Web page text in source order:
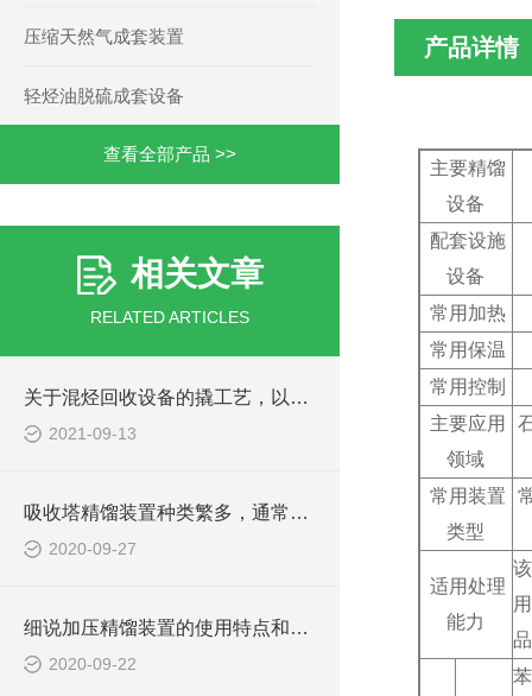
压缩天然气成套装置
轻烃油脱硫成套设备
查看全部产品 >>
相关文章
RELATED ARTICLES
关于混烃回收设备的撬工艺，以下有详细说明
2021-09-13
吸收塔精馏装置种类繁多，通常有如下分类
2020-09-27
细说加压精馏装置的使用特点和塔板效率
2020-09-22
产品详情
主要精馏
设备
配套设施
设备
常用加热
常用保温
常用控制
主要应用
领域
常用装置
类型
适用处理
能力